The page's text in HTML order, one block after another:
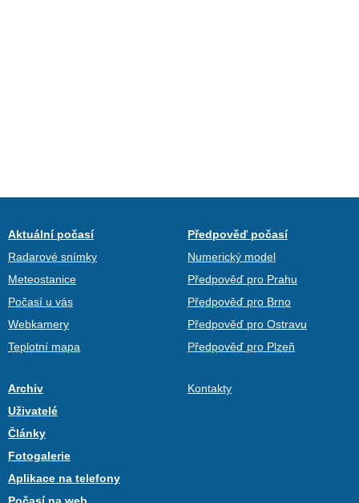
Aktuální počasí
Radarové snímky
Meteostanice
Počasí u vás
Webkamery
Teplotní mapa
Předpověď počasí
Numerický model
Předpověď pro Prahu
Předpověď pro Brno
Předpověď pro Ostravu
Předpověď pro Plzeň
Archiv
Uživatelé
Články
Fotogalerie
Aplikace na telefony
Kontakty